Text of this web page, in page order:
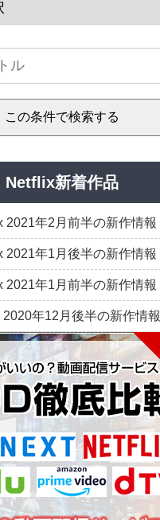
Netflix新着作品
2021年2月前半の新作情報
2021年1月後半の新作情報
2021年1月前半の新作情報
2020年12月後半の新作情報